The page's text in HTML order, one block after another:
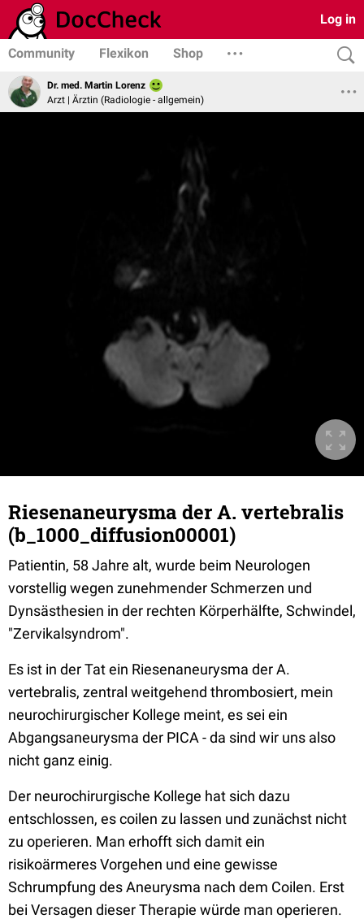
Log in
Community Flexikon Shop
Dr. med. Martin Lorenz
Arzt | Ärztin (Radiologie - allgemein)
Riesenaneurysma der A. vertebralis
(b_1000_diffusion00001)
Patientin, 58 Jahre alt, wurde beim Neurologen
vorstellig wegen zunehmender Schmerzen und
Dynsästhesien in der rechten Körperhälfte, Schwindel,
"Zervikalsyndrom".
Es ist in der Tat ein Riesenaneurysma der A.
vertebralis, zentral weitgehend thrombosiert, mein
neurochirurgischer Kollege meint, es sei ein
Abgangsaneurysma der PICA - da sind wir uns also
nicht ganz einig.
Der neurochirurgische Kollege hat sich dazu
entschlossen, es coilen zu lassen und zunächst nicht
zu operieren. Man erhofft sich damit ein
risikoärmeres Vorgehen und eine gewisse
Schrumpfung des Aneurysma nach dem Coilen. Erst
bei Versagen dieser Therapie würde man operieren.